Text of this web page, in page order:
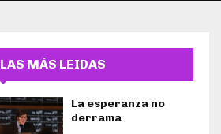
LAS MÁS LEIDAS
La esperanza no
derrama